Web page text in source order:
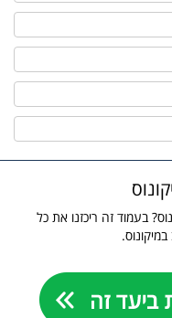
בעמוד זה ריכזנו את כל